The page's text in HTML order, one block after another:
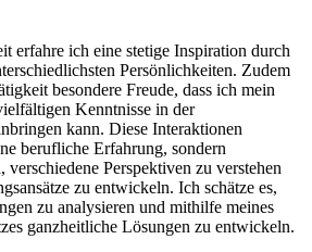
erfahre ich eine stetige Inspiration durch
Persönlichkeiten. Zudem
besondere Freude, dass ich mein
Kenntnisse in der
kann. Diese Interaktionen
berufliche Erfahrung, sondern
verschiedene Perspektiven zu verstehen
zu entwickeln. Ich schätze es,
zu analysieren und mithilfe meines
ganzheitliche Lösungen zu entwickeln.